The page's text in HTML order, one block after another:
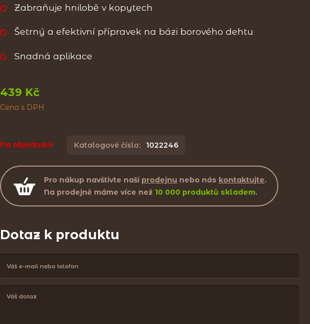
Zabraňuje hnilobě v kopytech
Šetrný a efektivní přípravek na bázi borového dehtu
Snadná aplikace
439 Kč
Cena s DPH
Na objednání Katalogové číslo: 1022246
Pro nákup navštivte naší prodejnu nebo nás kontaktujte.
Na prodejně máme více než 10 000 produktů skladem.
Dotaz k produktu